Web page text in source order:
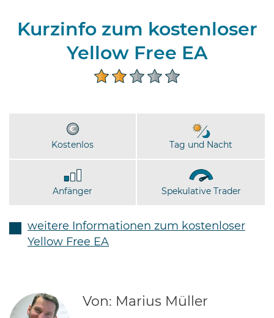
Kurzinfo zum kostenloser
Yellow Free EA
Kostenlos Tag und Nacht
Anfänger Spekulative Trader
weitere Informationen zum kostenloser
Yellow Free EA
Von: Marius Müller